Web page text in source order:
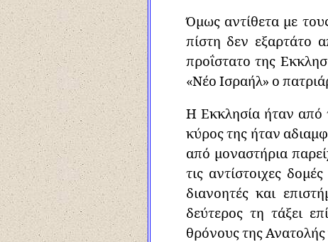
Όμως αντίθετα με
πίστη δεν
προΐστατο της
«Νέο Ισραήλ» ο
Η Εκκλησία ήταν από
κύρος της ήταν
από μοναστήρια
τις αντίστοιχες
διανοητές και
δεύτερος τη τάξει
θρόνους της